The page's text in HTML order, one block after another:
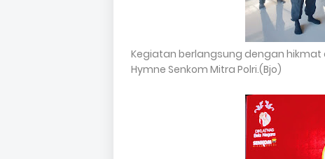
Kegiatan berlangsung dengan
Hymne Senkom Mitra Polri.(Bjo)